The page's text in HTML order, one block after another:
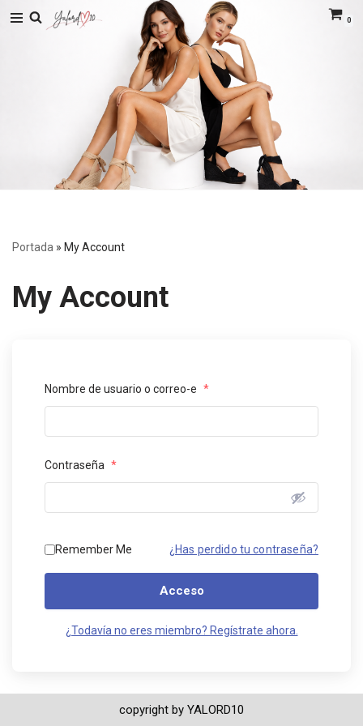
0
Portada » My Account
My Account
Nombre de usuario o correo-e *
Contraseña *
Remember Me ¿Has perdido tu contraseña?
Acceso
¿Todavía no eres miembro? Regístrate ahora.
copyright by YALORD10